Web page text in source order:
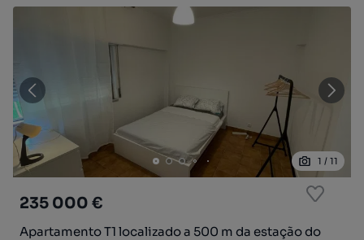
1 / 11
235 000 €
Apartamento T1 localizado a 500 m da estação do